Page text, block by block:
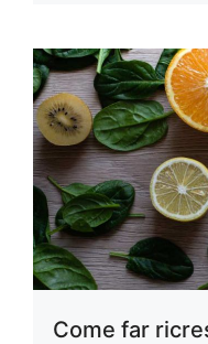
Come far